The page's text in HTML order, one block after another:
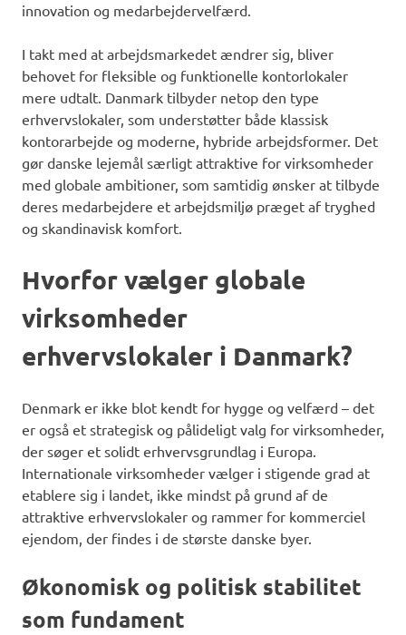
innovation og medarbejdervelfærd.
I takt med at arbejdsmarkedet ændrer sig, bliver
behovet for fleksible og funktionelle kontorlokaler
mere udtalt. Danmark tilbyder netop den type
erhvervslokaler, som understøtter både klassisk
kontorarbejde og moderne, hybride arbejdsformer. Det
gør danske lejemål særligt attraktive for virksomheder
med globale ambitioner, som samtidig ønsker at tilbyde
deres medarbejdere et arbejdsmiljø præget af tryghed
og skandinavisk komfort.
Hvorfor vælger globale
virksomheder
erhvervslokaler i Danmark?
Denmark er ikke blot kendt for hygge og velfærd – det
er også et strategisk og pålideligt valg for virksomheder,
der søger et solidt erhvervsgrundlag i Europa.
Internationale virksomheder vælger i stigende grad at
etablere sig i landet, ikke mindst på grund af de
attraktive erhvervslokaler og rammer for kommerciel
ejendom, der findes i de største danske byer.
Økonomisk og politisk stabilitet
som fundament